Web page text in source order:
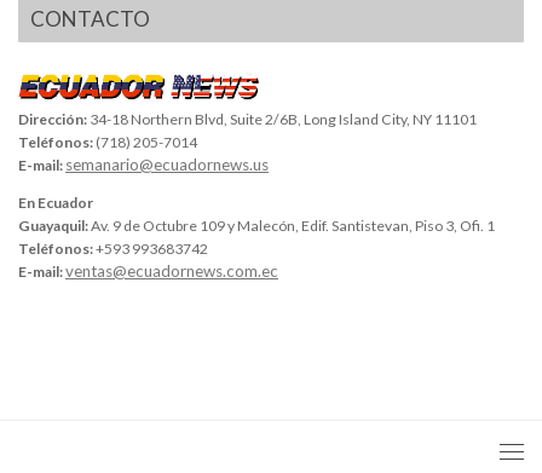
CONTACTO
Dirección: 34-18 Northern Blvd, Suite 2/6B, Long Island City, NY 11101
Teléfonos: (718) 205-7014
E-mail: semanario@ecuadornews.us
En Ecuador
Guayaquil:Av. 9 de Octubre 109 y Malecón, Edif. Santistevan, Piso 3, Ofi. 1
Teléfonos:+593 993683742
E-mail:ventas@ecuadornews.com.ec